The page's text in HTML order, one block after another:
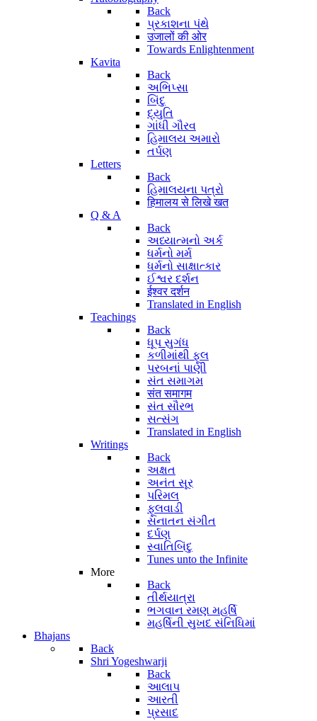
Back
પ્રકાશના પંથે
उजालों की ओर
Towards Enlightenment
Kavita
Back
અભિપ્સા
બિંદુ
દ્યુતિ
ગાંધી ગૌરવ
હિમાલય અમારો
તર્પણ
Letters
Back
હિમાલયના પત્રો
हिमालय से लिखे खत
Q & A
Back
અધ્યાત્મનો અર્ક
ધર્મનો મર્મ
ધર્મનો સાક્ષાત્કાર
ઈશ્વર દર્શન
ईश्वर दर्शन
Translated in English
Teachings
Back
ધૂપ સુગંધ
કળીમાંથી ફૂલ
પરબનાં પાણી
સંત સમાગમ
संत समागम
સંત સૌરભ
સત્સંગ
Translated in English
Writings
Back
અક્ષત
અનંત સૂર
પરિમલ
ફૂલવાડી
સનાતન સંગીત
દર્પણ
સ્વાતિબિંદુ
Tunes unto the Infinite
More
Back
તીર્થયાત્રા
ભગવાન રમણ મહર્ષિ
મહર્ષિની સુખદ સંનિધિમાં
Bhajans
Back
Shri Yogeshwarji
Back
આલાપ
આરતી
પ્રસાદ